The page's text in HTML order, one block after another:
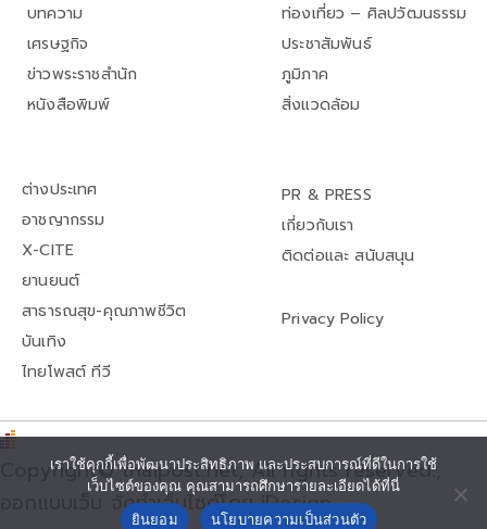
บทความ
เศรษฐกิจ
ข่าวพระราชสำนัก
หนังสือพิมพ์
ท่องเที่ยว – ศิลปวัฒนธรรม
ประชาสัมพันธ์
ภูมิภาค
สิ่งแวดล้อม
ต่างประเทศ
อาชญากรรม
X-CITE
ยานยนต์
สาธารณสุข-คุณภาพชีวิต
บันเทิง
ไทยโพสต์ ทีวี
PR & PRESS
เกี่ยวกับเรา
ติดต่อและ สนับสนุน
Privacy Policy
Copyright© thaipost.net, All rights reserved.,
ออกแบบเว็บ จัดทำเว็บไซต์โดย iDesign
เราใช้คุกกี้เพื่อพัฒนาประสิทธิภาพ และประสบการณ์ที่ดีในการใช้
เว็บไซต์ของคุณ คุณสามารถศึกษารายละเอียดได้ที่นี่
ยินยอม
นโยบายความเป็นส่วนตัว